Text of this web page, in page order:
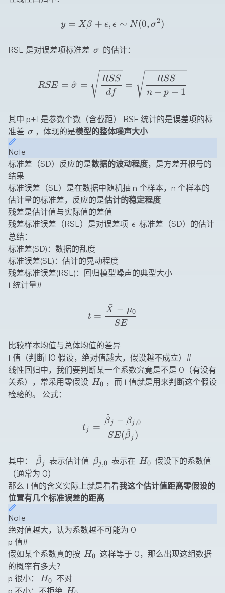
y = Xβ + ϵ, ϵ ∼ N(0, σ2)
RSE 是对误差项标准差 \sigma
σ 的估计：
RSE = σ
^ =
df
RSS
=
n − p − 1
RSS
其中 p+1 是参数个数（含截距） RSE 统计的是误差项的标
准差 \sigma
σ ，体现的是模型的整体噪声大小
Note
标准差（SD）反应的是数据的波动程度，是方差开根号的
结果
标准误差（SE）是在数据中随机抽 n 个样本，n 个样本的
估计量的标准差，反应的是估计的稳定程度
残差是估计值与实际值的差值
残差标准误差（RSE）是对误差项 \epsilon
ϵ 标准差（SD）的估计
总结：
标准差(SD)：数据的乱度
标准误差(SE)：估计的晃动程度
残差标准误差(RSE)：回归模型噪声的典型大小
t 统计量#
t=\frac{\bar{X}-
t =
SE
X
ˉ − μ0
比较样本均值与总体均值的差异
t 值（判断H0 假设，绝对值越大，假设越不成立） #
线性回归中，我们要判断某一个系数究竟是不是 0（有没有
关系），常采用零假设 H_0
H0 ，而 t 值就是用来判断这个假设
检验的。 公式：
t_j=\frac{\hat{\beta}_j-
tj =
SE(β
^j )
β
^j − βj ,0
其中： \hat{\beta}_j
β
^j 表示估计值 \beta_{j,
βj,0 表示在 H_0
H0 假设下的系数值
（通常为 0）
那么 t 值的含义实际上就是看看我这个估计值距离零假设的
位置有几个标准误差的距离
Note
绝对值越大，认为系数越不可能为 0
p 值#
假如某个系数真的按 H_0
H0 这样等于 0，那么出现这组数据
的概率有多大？
p 很小：
H_0
H0
不对
p 不小：不拒绝 H_0